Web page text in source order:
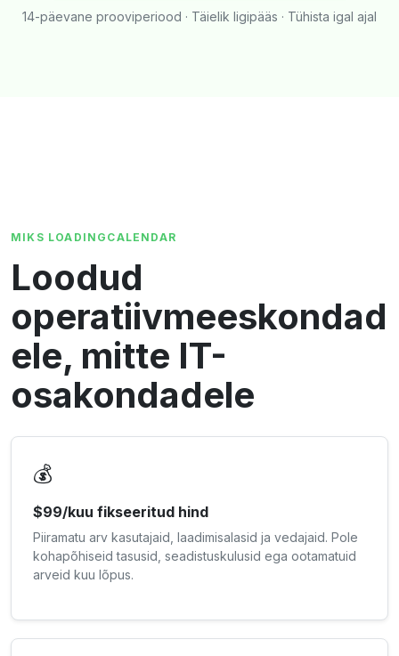
14-päevane prooviperiood · Täielik ligipääs · Tühista igal ajal
MIKS LOADINGCALENDAR
Loodud
operatiivmeeskondad
ele, mitte IT-
osakondadele
💰
$99/kuu fikseeritud hind
Piiramatu arv kasutajaid, laadimisalasid ja vedajaid. Pole
kohapõhiseid tasusid, seadistuskulusid ega ootamatuid
arveid kuu lõpus.